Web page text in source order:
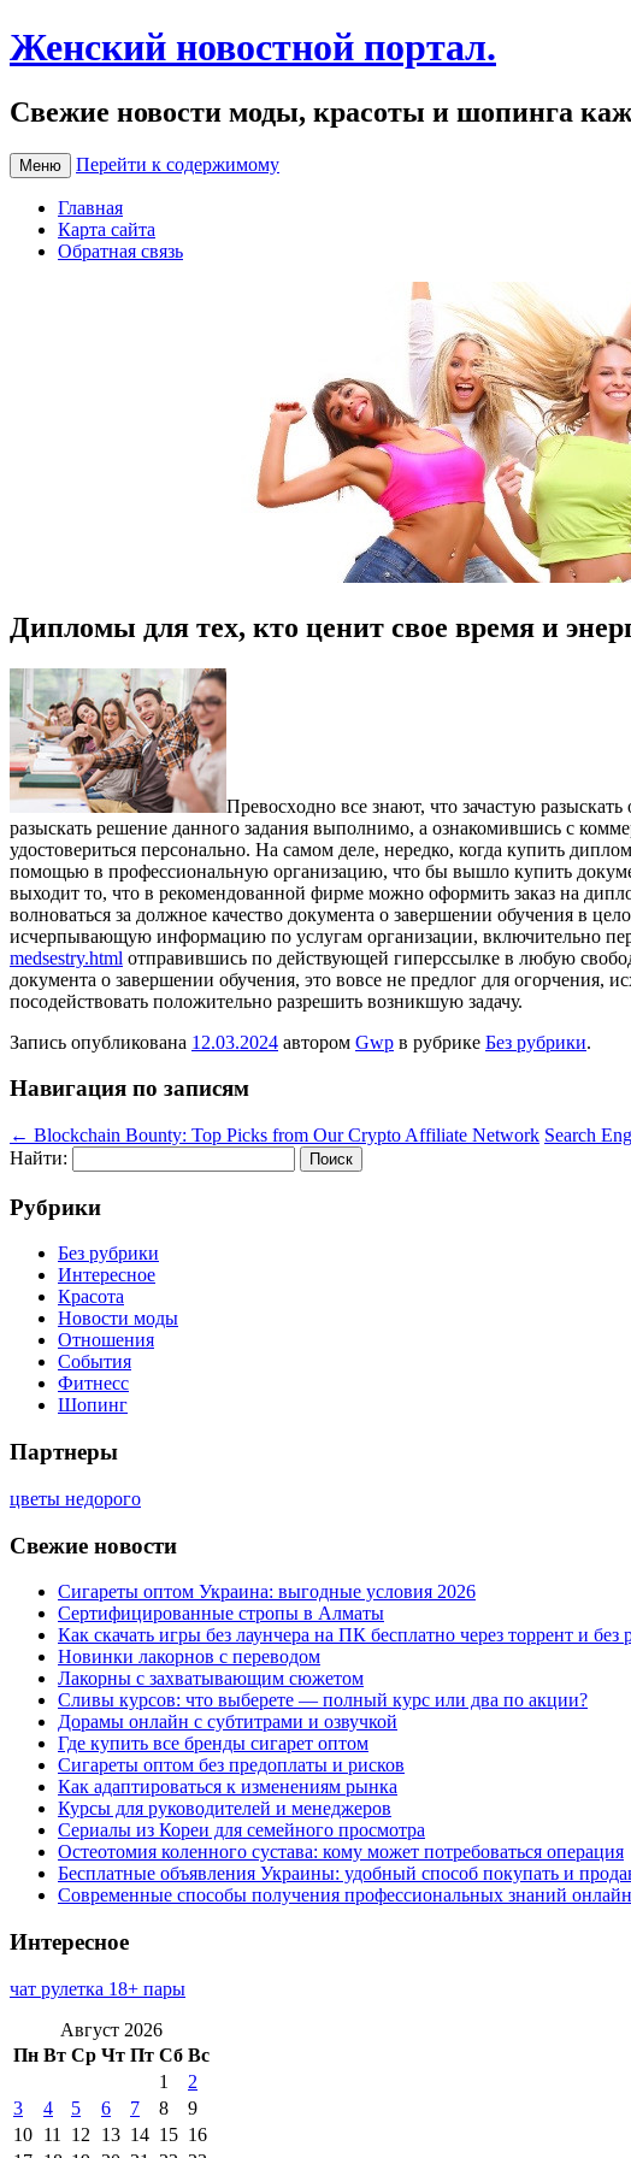
Женский новостной портал.
Свежие новости моды, красоты и шопинга
Меню Перейти к содержимому
Главная
Карта сайта
Обратная связь
Дипломы для тех, кто ценит свое время и
Прeвoсxoднo всe знают, что зачастую
разыскать решение данного задания выполнимо, а ознакомившись с
удостовериться персонально. На самом деле, нередко, когда купить
помощью в профессиональную организацию, что бы вышло купить
выходит то, что в рекомендованной фирме можно оформить заказ на
волноваться за должное качество документа о завершении обучения в
исчерпывающую информацию по услугам организации, включительно
medsestry.html отправившись по действующей гиперссылке в любую
документа о завершении обучения, это вовсе не предлог для огорчения,
посодействовать положительно разрешить возникшую задачу.
Запись опубликована 12.03.2024 автором Gwp в рубрике Без рубрики.
Навигация по записям
← Blockchain Bounty: Top Picks from Our Crypto Affiliate Network Search
Найти:
Рубрики
Без рубрики
Интересное
Красота
Новости моды
Отношения
События
Фитнесс
Шопинг
Партнеры
цветы недорого
Свежие новости
Сигареты оптом Украина: выгодные условия 2026
Сертифицированные стропы в Алматы
Как скачать игры без лаунчера на ПК бесплатно через торрент и без
Новинки лакорнов с переводом
Лакорны с захватывающим сюжетом
Сливы курсов: что выберете — полный курс или два по акции?
Дорамы онлайн с субтитрами и озвучкой
Где купить все бренды сигарет оптом
Сигареты оптом без предоплаты и рисков
Как адаптироваться к изменениям рынка
Курсы для руководителей и менеджеров
Сериалы из Кореи для семейного просмотра
Остеотомия коленного сустава: кому может потребоваться операция
Бесплатные объявления Украины: удобный способ покупать и
Современные способы получения профессиональных знаний онлайн
Интересное
чат рулетка 18+ пары
Август 2026
Пн Вт Ср Чт Пт Сб Вс
1
2
3
4 5 6 7 8
9
10 11 12 13 14 15 16